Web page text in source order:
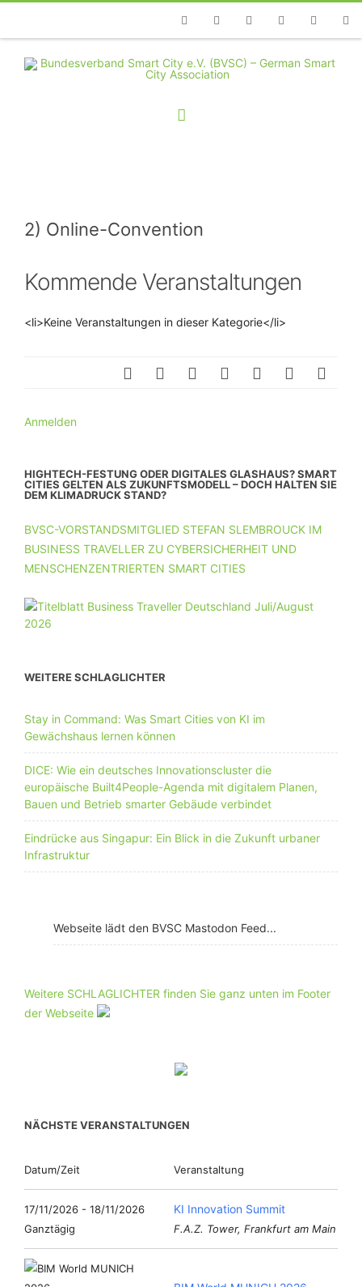
TelefonFacebookTwitterYoutubeInstagramLinkedin
2) Online-Convention
Kommende Veranstaltungen
<li>Keine Veranstaltungen in dieser Kategorie</li>
Anmelden
HIGHTECH-FESTUNG ODER DIGITALES GLASHAUS? SMART
CITIES GELTEN ALS ZUKUNFTSMODELL – DOCH HALTEN SIE
DEM KLIMADRUCK STAND?
BVSC-VORSTANDSMITGLIED STEFAN SLEMBROUCK IM
BUSINESS TRAVELLER ZU CYBERSICHERHEIT UND
MENSCHENZENTRIERTEN SMART CITIES
WEITERE SCHLAGLICHTER
Stay in Command: Was Smart Cities von KI im
Gewächshaus lernen können
DICE: Wie ein deutsches Innovationscluster die
europäische Built4People-Agenda mit digitalem Planen,
Bauen und Betrieb smarter Gebäude verbindet
Eindrücke aus Singapur: Ein Blick in die Zukunft urbaner
Infrastruktur
Webseite lädt den BVSC Mastodon Feed...
Weitere SCHLAGLICHTER finden Sie ganz unten im Footer
der Webseite
NÄCHSTE VERANSTALTUNGEN
Datum/Zeit Veranstaltung
17/11/2026 - 18/11/2026
Ganztägig
KI Innovation Summit
F.A.Z. Tower, Frankfurt am Main